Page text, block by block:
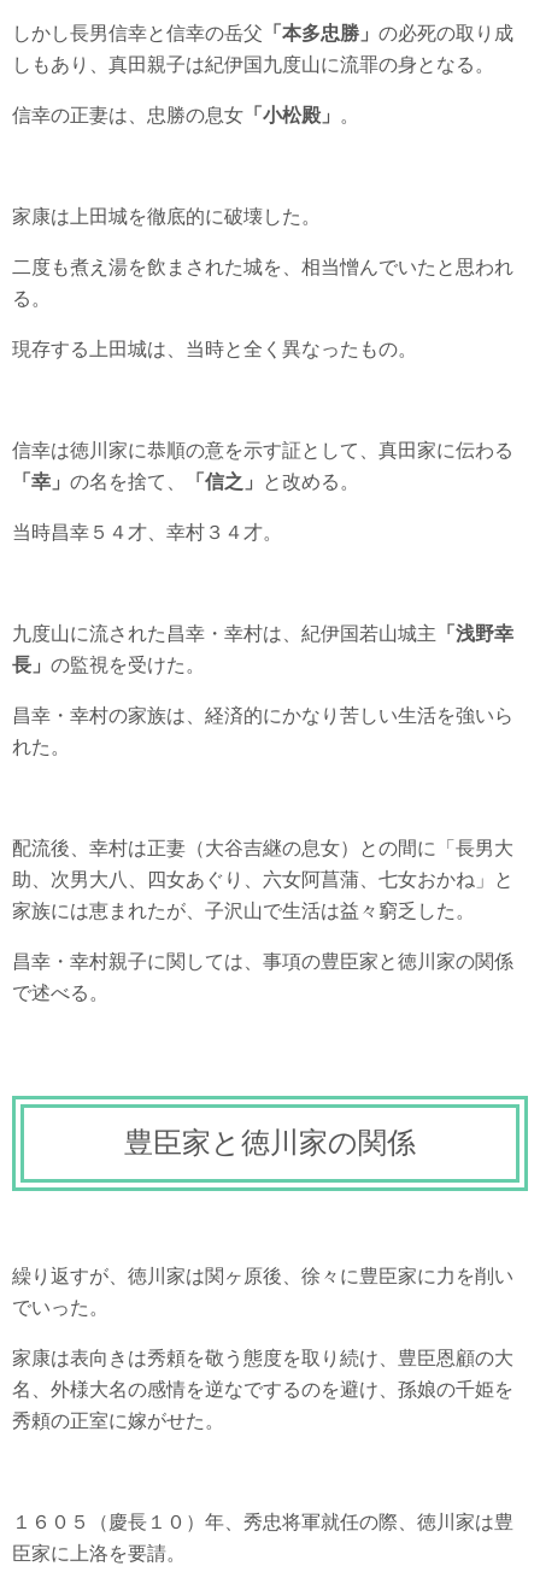
しかし長男信幸と信幸の岳父 「本多忠勝」 の必死の取り成
しもあり、真田親子は紀伊国九度山に流罪の身となる。
信幸の正妻は、忠勝の息女 「小松殿」 。
家康は上田城を徹底的に破壊した。
二度も煮え湯を飲まされた城を、相当憎んでいたと思われ
る。
現存する上田城は、当時と全く異なったもの。
信幸は徳川家に恭順の意を示す証として、真田家に伝わる
「幸」 の名を捨て、 「信之」 と改める。
当時昌幸５４才、幸村３４才。
九度山に流された昌幸・幸村は、紀伊国若山城主 「浅野幸
長」 の監視を受けた。
昌幸・幸村の家族は、経済的にかなり苦しい生活を強いら
れた。
配流後、幸村は正妻（大谷吉継の息女）との間に「長男大
助、次男大八、四女あぐり、六女阿菖蒲、七女おかね」と
家族には恵まれたが、子沢山で生活は益々窮乏した。
昌幸・幸村親子に関しては、事項の豊臣家と徳川家の関係
で述べる。
豊臣家と徳川家の関係
繰り返すが、徳川家は関ヶ原後、徐々に豊臣家に力を削い
でいった。
家康は表向きは秀頼を敬う態度を取り続け、豊臣恩顧の大
名、外様大名の感情を逆なでするのを避け、孫娘の千姫を
秀頼の正室に嫁がせた。
１６０５（慶長１０）年、秀忠将軍就任の際、徳川家は豊
臣家に上洛を要請。